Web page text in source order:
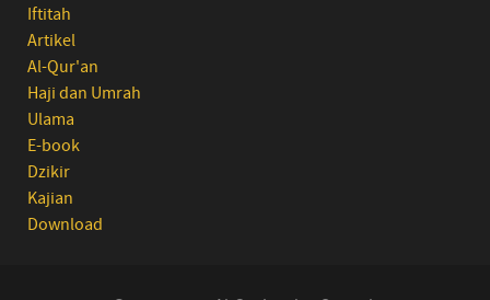
Iftitah
Artikel
Al-Qur'an
Haji dan Umrah
Ulama
E-book
Dzikir
Kajian
Download